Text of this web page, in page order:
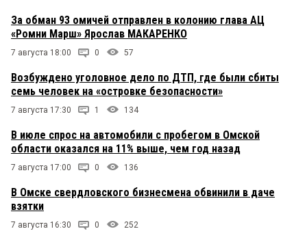
За обман 93 омичей отправлен в колонию глава АЦ
«Ромни Марш» Ярослав МАКАРЕНКО
7 августа 18:00 0 57
Возбуждено уголовное дело по ДТП, где были сбиты
семь человек на «островке безопасности»
7 августа 17:30 1 134
В июле спрос на автомобили с пробегом в Омской
области оказался на 11% выше, чем год назад
7 августа 17:00 0 136
В Омске свердловского бизнесмена обвинили в даче
взятки
7 августа 16:30 0 252